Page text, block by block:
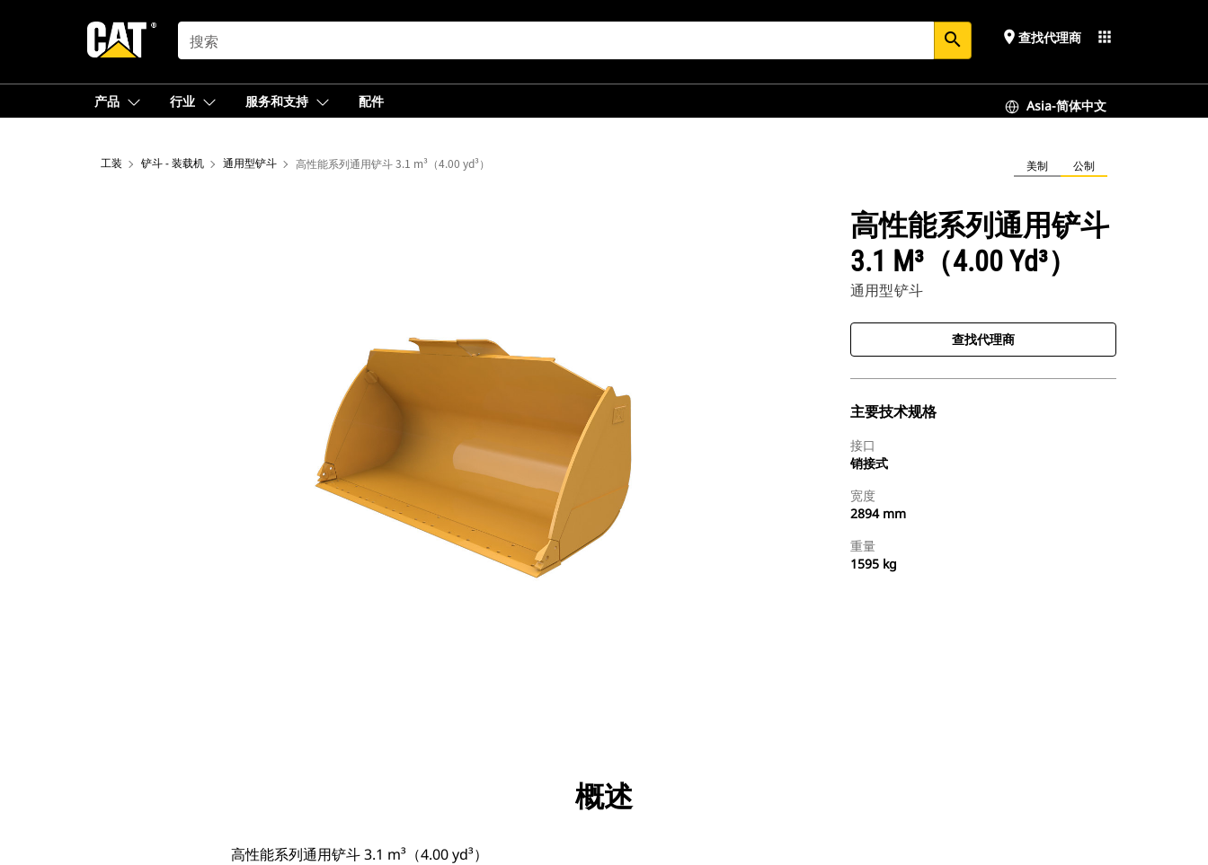
SEARCH search place 查找代理商 apps
产品 行业 服务和支持 配件 Asia-简体中文
工装 铲斗 - 装载机 通用型铲斗 高性能系列通用铲斗 3.1 m³（4.00 yd³） 美制 公制
高性能系列通用铲斗
3.1 M³（4.00 Yd³）
通用型铲斗
查找代理商
主要技术规格
接口
销接式
宽度
2894 mm
重量
1595 kg
展示
概述
高性能系列通用铲斗 3.1 m³（4.00 yd³）